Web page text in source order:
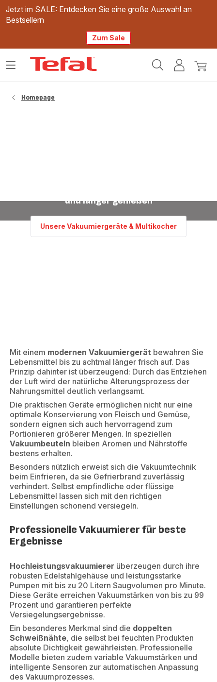
Jetzt im SALE: Entdecken Sie eine große Auswahl an
Bestsellern
Zum Sale
Mein
Mein
Das
Homepage
und länger genießen
Unsere Vakuumiergeräte & Multikocher
Mit einem modernen Vakuumiergerät bewahren Sie
Lebensmittel bis zu achtmal länger frisch auf. Das
Prinzip dahinter ist überzeugend: Durch das Entziehen
der Luft wird der natürliche Alterungsprozess der
Nahrungsmittel deutlich verlangsamt.
Die praktischen Geräte ermöglichen nicht nur eine
optimale Konservierung von Fleisch und Gemüse,
sondern eignen sich auch hervorragend zum
Portionieren größerer Mengen. In speziellen
Vakuumbeuteln bleiben Aromen und Nährstoffe
bestens erhalten.
Besonders nützlich erweist sich die Vakuumtechnik
beim Einfrieren, da sie Gefrierbrand zuverlässig
verhindert. Selbst empfindliche oder flüssige
Lebensmittel lassen sich mit den richtigen
Einstellungen schonend versiegeln.
Professionelle Vakuumierer für beste
Ergebnisse
Hochleistungsvakuumierer überzeugen durch ihre
robusten Edelstahlgehäuse und leistungsstarke
Pumpen mit bis zu 20 Litern Saugvolumen pro Minute.
Diese Geräte erreichen Vakuumstärken von bis zu 99
Prozent und garantieren perfekte
Versiegelungsergebnisse.
Ein besonderes Merkmal sind die doppelten
Schweißnähte, die selbst bei feuchten Produkten
absolute Dichtigkeit gewährleisten. Professionelle
Modelle bieten zudem variable Vakuumstärken und
intelligente Sensoren zur automatischen Anpassung
des Vakuumprozesses.